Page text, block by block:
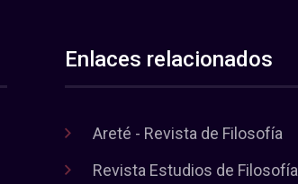
Enlaces relacionados
Areté - Revista de Filosofía
Revista Estudios de Filosofía